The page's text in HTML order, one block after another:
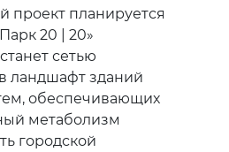
планируется
20 | 20»
сетью
ландшафт зданий
обеспечивающих
метаболизм
городской